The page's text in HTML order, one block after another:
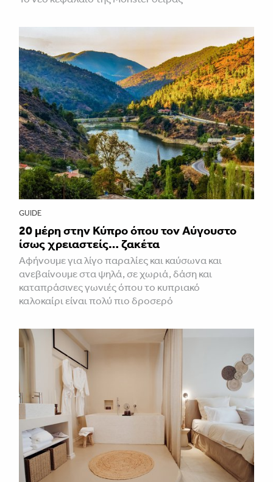
GUIDE
20 μέρη στην Κύπρο όπου τον Αύγουστο
ίσως χρειαστείς… ζακέτα
Αφήνουμε για λίγο παραλίες και καύσωνα και
ανεβαίνουμε στα ψηλά, σε χωριά, δάση και
καταπράσινες γωνιές όπου το κυπριακό
καλοκαίρι είναι πολύ πιο δροσερό